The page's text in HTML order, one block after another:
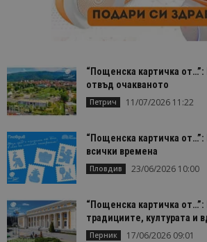
“Пощенска картичка
отвъд очакваното
Петрич 11/07/2026 11:22
“Пощенска картичка
всички времена
Пловдив 23/06/2026 10:00
“Пощенска картичка от…”:
традициите, културата и
Перник 17/06/2026 09:01